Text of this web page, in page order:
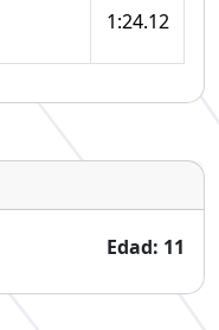
1:24.12
Edad: 11